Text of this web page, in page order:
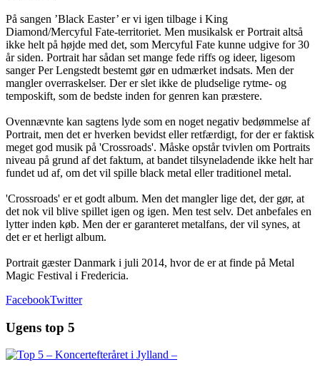
På sangen ’Black Easter’ er vi igen tilbage i King
Diamond/Mercyful Fate-territoriet. Men musikalsk er Portrait altså
ikke helt på højde med det, som Mercyful Fate kunne udgive for 30
år siden. Portrait har sådan set mange fede riffs og ideer, ligesom
sanger Per Lengstedt bestemt gør en udmærket indsats. Men der
mangler overraskelser. Der er slet ikke de pludselige rytme- og
temposkift, som de bedste inden for genren kan præstere.
Ovennævnte kan sagtens lyde som en noget negativ bedømmelse af
Portrait, men det er hverken bevidst eller retfærdigt, for der er faktisk
meget god musik på 'Crossroads'. Måske opstår tvivlen om Portraits
niveau på grund af det faktum, at bandet tilsyneladende ikke helt har
fundet ud af, om det vil spille black metal eller traditionel metal.
'Crossroads' er et godt album. Men det mangler lige det, der gør, at
det nok vil blive spillet igen og igen. Men test selv. Det anbefales en
lytter inden køb. Men der er garanteret metalfans, der vil synes, at
det er et herligt album.
Portrait gæster Danmark i juli 2014, hvor de er at finde på Metal
Magic Festival i Fredericia.
FacebookTwitter
Ugens top 5